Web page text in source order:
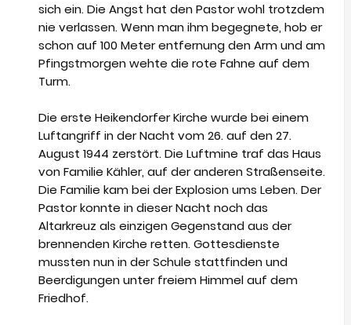
sich ein. Die Angst hat den Pastor wohl trotzdem
nie verlassen. Wenn man ihm begegnete, hob er
schon auf 100 Meter entfernung den Arm und am
Pfingstmorgen wehte die rote Fahne auf dem
Turm.
Die erste Heikendorfer Kirche wurde bei einem
Luftangriff in der Nacht vom 26. auf den 27.
August 1944 zerstört. Die Luftmine traf das Haus
von Familie Kähler, auf der anderen Straßenseite.
Die Familie kam bei der Explosion ums Leben. Der
Pastor konnte in dieser Nacht noch das
Altarkreuz als einzigen Gegenstand aus der
brennenden Kirche retten. Gottesdienste
mussten nun in der Schule stattfinden und
Beerdigungen unter freiem Himmel auf dem
Friedhof.